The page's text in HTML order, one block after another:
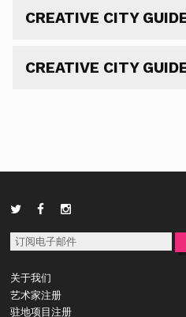
CREATIVE CITY
CREATIVE CITY
关于我们
艺术家注册
驻地项目注册